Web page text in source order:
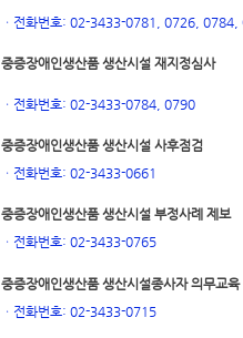
ㆍ 전화번호: 02-3433-0781, 0726,
중증장애인생산품 생산시설 재지정심사
ㆍ 전화번호: 02-3433-0784, 0790
중증장애인생산품 생산시설 사후점검
ㆍ 전화번호: 02-3433-0661
중증장애인생산품 생산시설 부정사례 제보
ㆍ 전화번호: 02-3433-0765
중증장애인생산품 생산시설종사자 의무교육
ㆍ 전화번호: 02-3433-0715